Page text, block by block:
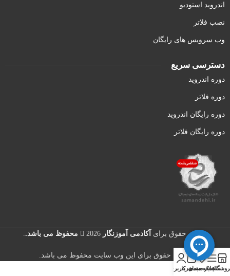
اندروید استودیو
نصب فلاتر
وب سرویس های رایگان
دسترسی سریع
دوره اندروید
دوره فلاتر
دوره رایگان اندروید
دوره رایگان فلاتر
تمامی حقوق برای آکادمی آموزنگار 2026 محفوظ می باشد..
تمامی حقوق برای این وب سایت محفوظ می باشد.
سایدبار
علاقه مندی
سبد خرید
حساب کاربری من